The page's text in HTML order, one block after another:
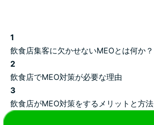
1
飲食店集客に欠かせないMEOとは何か？
2
飲食店でMEO対策が必要な理由
3
飲食店がMEO対策をするメリットと方法